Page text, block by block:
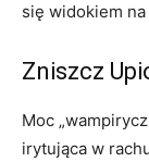
się widokiem
Zniszcz
Moc
irytująca w